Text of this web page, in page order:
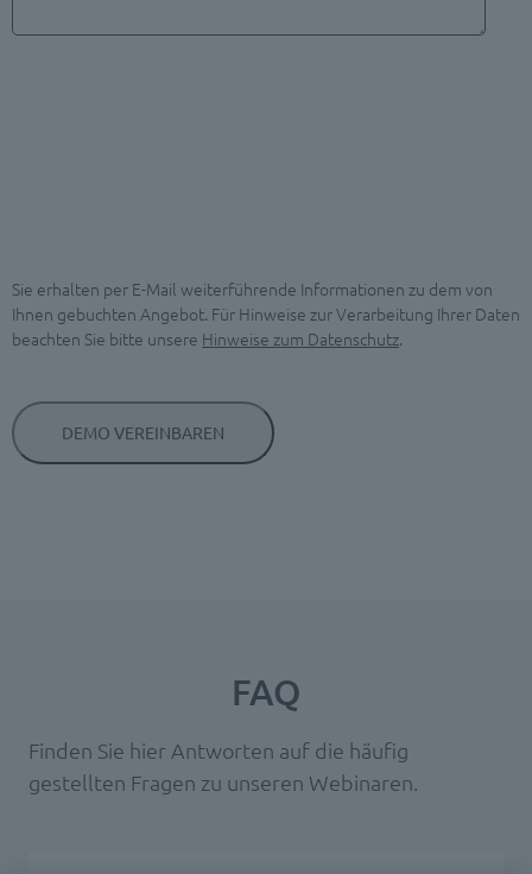
Sie erhalten per E-Mail weiterführende Informationen zu dem von
Ihnen gebuchten Angebot. Für Hinweise zur Verarbeitung Ihrer Daten
beachten Sie bitte unsere Hinweise zum Datenschutz.
FAQ
Finden Sie hier Antworten auf die häufig
gestellten Fragen zu unseren Webinaren.